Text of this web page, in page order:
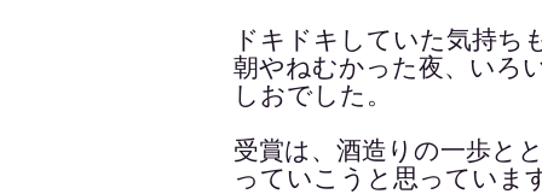
ドキドキしていた気持ち
朝やねむかった夜、いろ
しおでした。
受賞は、酒造りの一歩と
っていこうと思っていま